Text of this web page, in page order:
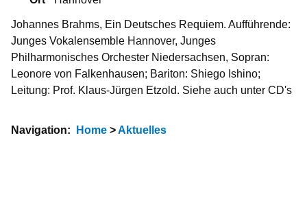
Johannes Brahms, Ein Deutsches Requiem. Aufführende:
Junges Vokalensemble Hannover, Junges
Philharmonisches Orchester Niedersachsen, Sopran:
Leonore von Falkenhausen; Bariton: Shiego Ishino;
Leitung: Prof. Klaus-Jürgen Etzold. Siehe auch unter CD's
Navigation: Home >Aktuelles